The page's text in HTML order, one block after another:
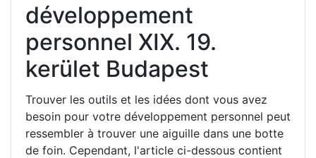
développement
personnel XIX. 19.
kerület Budapest
Trouver les outils et les idées dont vous avez
besoin pour votre développement personnel peut
ressembler à trouver une aiguille dans une botte
de foin. Cependant, l'article ci-dessous contient